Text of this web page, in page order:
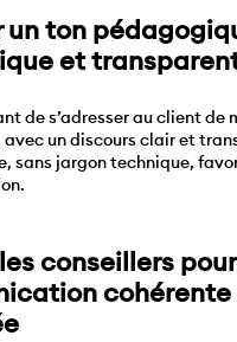
un ton
et
de s’adresser au client de
un discours clair et
sans jargon technique,
conseillers